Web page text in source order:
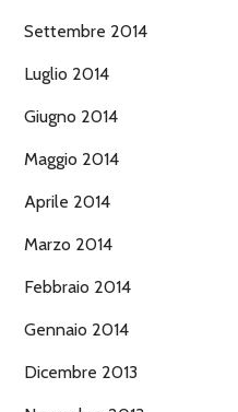
Settembre 2014
Luglio 2014
Giugno 2014
Maggio 2014
Aprile 2014
Marzo 2014
Febbraio 2014
Gennaio 2014
Dicembre 2013